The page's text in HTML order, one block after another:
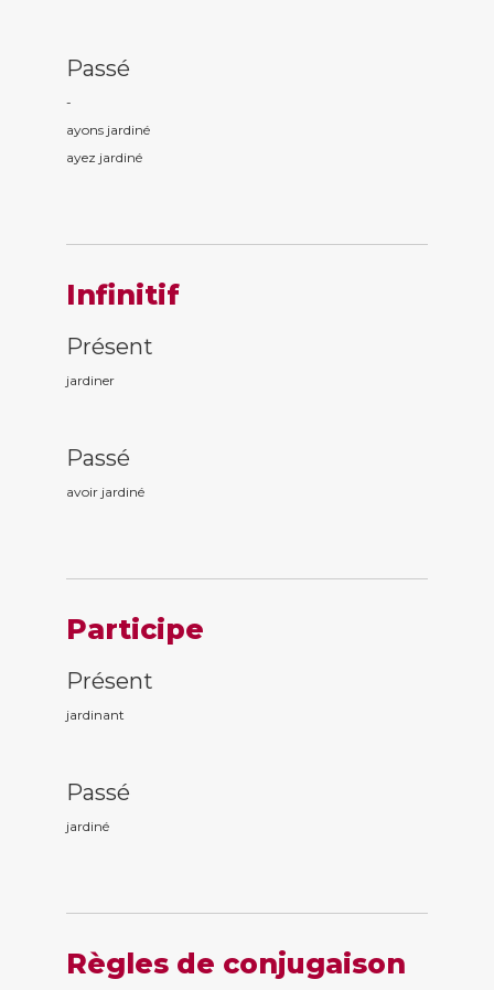
Passé
-
ayons jardiné
ayez jardiné
Infinitif
Présent
jardiner
Passé
avoir jardiné
Participe
Présent
jardinant
Passé
jardiné
Règles de conjugaison